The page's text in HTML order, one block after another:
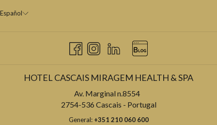
Español
HOTEL CASCAIS MIRAGEM HEALTH & SPA
Av. Marginal n.8554
2754-536 Cascais - Portugal
General: +351 210 060 600